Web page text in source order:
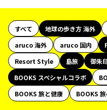
すべて 地球の歩き方 海外
aruco 海外
aruco 国内
Resort Style
島旅 御朱
BOOKS スペシャルコラボ
BOOKS 旅と健康
BOOKS